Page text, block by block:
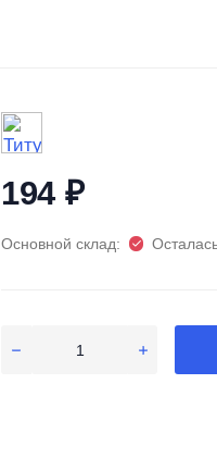
194 ₽
Основной склад: